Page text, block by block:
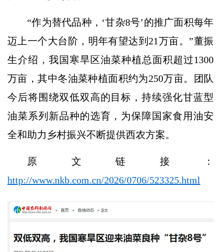
“作为替代品种，‘甘杂8号’的推广面积每年
迈上一个大台阶，明年有望达到21万亩。”董振
生介绍，我国寒旱区油菜种植总面积超过1300
万亩，其中冬油菜种植面积约为250万亩。团队
今后将围绕双低双高的目标，持续强化甘蓝型
油菜系列新品种的选育，为保障国家食用油安
全和助力乡村振兴不断提供西农方案。
原文链接：
http://www.nkb.com.cn/2026/0706/523325.html